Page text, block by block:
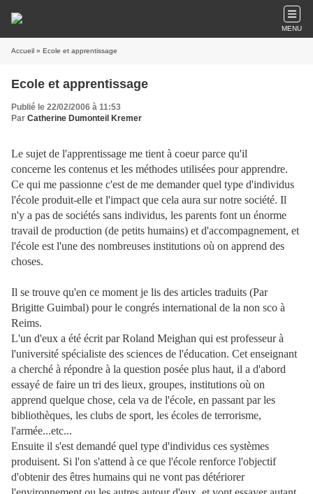
MENU
Accueil » Ecole et apprentissage
Ecole et apprentissage
Publié le 22/02/2006 à 11:53
Par Catherine Dumonteil Kremer
Le sujet de l'apprentissage me tient à coeur parce qu'il
concerne les contenus et les méthodes utilisées pour apprendre.
Ce qui me passionne c'est de me demander quel type d'individus
l'école produit-elle et l'impact que cela aura sur notre société. Il
n'y a pas de sociétés sans individus, les parents font un énorme
travail de production (de petits humains) et d'accompagnement, et
l'école est l'une des nombreuses institutions où on apprend des
choses.
Il se trouve qu'en ce moment je lis des articles traduits (Par
Brigitte Guimbal) pour le congrés international de la non sco à
Reims.
L'un d'eux a été écrit par Roland Meighan qui est professeur à
l'université spécialiste des sciences de l'éducation. Cet enseignant
a cherché à répondre à la question posée plus haut, il a d'abord
essayé de faire un tri des lieux, groupes, institutions où on
apprend quelque chose, cela va de l'école, en passant par les
bibliothèques, les clubs de sport, les écoles de terrorisme,
l'armée...etc...
Ensuite il s'est demandé quel type d'individus ces systèmes
produisent. Si l'on s'attend à ce que l'école renforce l'objectif
d'obtenir des êtres humains qui ne vont pas détériorer